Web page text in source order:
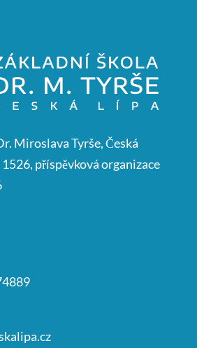
Miroslava Tyrše, Česká
příspěvková organizace